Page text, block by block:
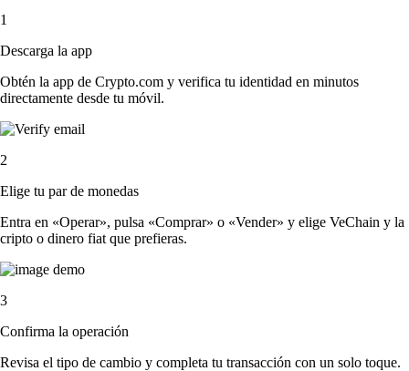
1
Descarga la app
Obtén la app de Crypto.com y verifica tu identidad en minutos
directamente desde tu móvil.
2
Elige tu par de monedas
Entra en «Operar», pulsa «Comprar» o «Vender» y elige VeChain y la
cripto o dinero fiat que prefieras.
3
Confirma la operación
Revisa el tipo de cambio y completa tu transacción con un solo toque.